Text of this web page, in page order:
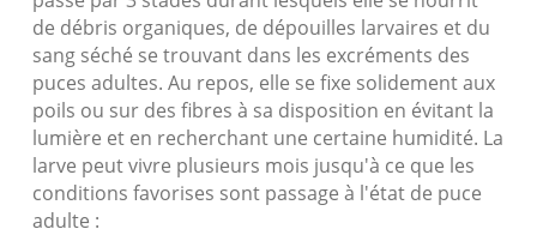
de débris organiques, de dépouilles larvaires et du
sang séché se trouvant dans les excréments des
puces adultes. Au repos, elle se fixe solidement aux
poils ou sur des fibres à sa disposition en évitant la
lumière et en recherchant une certaine humidité. La
larve peut vivre plusieurs mois jusqu'à ce que les
conditions favorises sont passage à l'état de puce
adulte :